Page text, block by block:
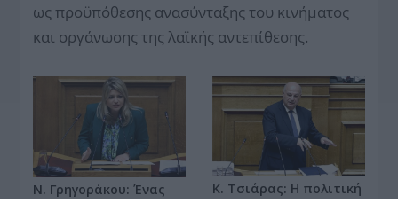
ως προϋπόθεσης ανασύνταξης του κινήματος
και οργάνωσης της λαϊκής αντεπίθεσης.
Ν. Γρηγοράκου: Ένας
Κ. Τσιάρας: Η πολιτική